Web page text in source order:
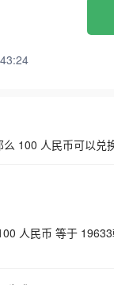
100 人民币可以兑
人民币 等于